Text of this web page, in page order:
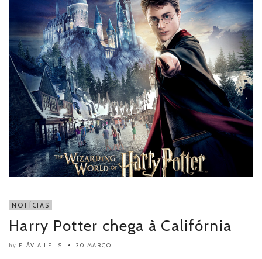
NOTÍCIAS
Harry Potter chega à Califórnia
by FLÁVIA LELIS 30 MARÇO